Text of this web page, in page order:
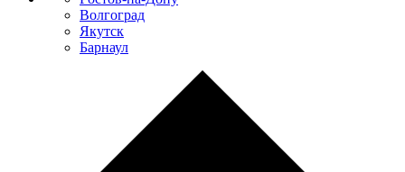
Волгоград
Якутск
Барнаул